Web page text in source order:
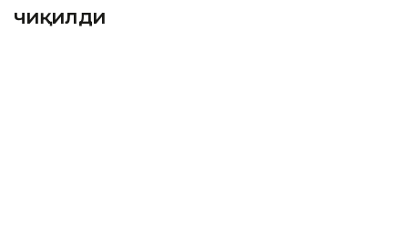
чиқилди